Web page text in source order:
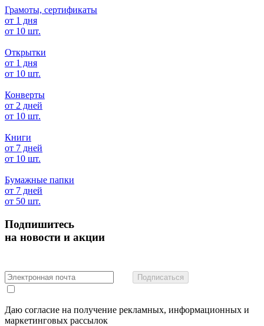
Грамоты, сертификаты
от 1 дня
от 10 шт.
Открытки
от 1 дня
от 10 шт.
Конверты
от 2 дней
от 10 шт.
Книги
от 7 дней
от 10 шт.
Бумажные папки
от 7 дней
от 50 шт.
Подпишитесь
на новости и акции
Подписаться
Даю согласие на получение рекламных, информационных и
маркетинговых рассылок